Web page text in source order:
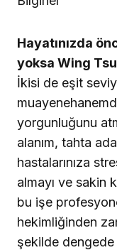
Hayatınızda
yoksa Wing
İkisi de eşit
yorgunluğunu
alanım, tahta
hastalarınıza
almayı ve sakin
bu işe
hekimliğinden
şekilde